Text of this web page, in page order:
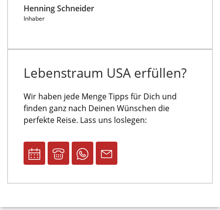
Henning Schneider
Inhaber
Lebenstraum USA erfüllen?
Wir haben jede Menge Tipps für Dich und
finden ganz nach Deinen Wünschen die
perfekte Reise. Lass uns loslegen: